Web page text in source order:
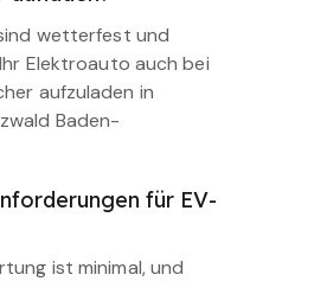
wetterfest und
Elektroauto auch bei
aufzuladen in
Baden-
für EV-
ist minimal, und